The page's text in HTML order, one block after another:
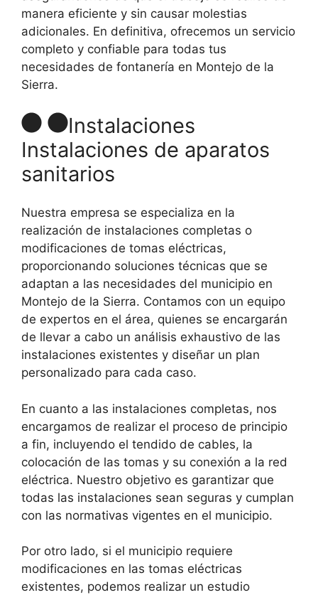
manera eficiente y sin causar molestias
adicionales. En definitiva, ofrecemos un servicio
completo y confiable para todas tus
necesidades de fontanería en Montejo de la
Sierra.
Instalaciones
Instalaciones de aparatos
sanitarios
Nuestra empresa se especializa en la
realización de instalaciones completas o
modificaciones de tomas eléctricas,
proporcionando soluciones técnicas que se
adaptan a las necesidades del municipio en
Montejo de la Sierra. Contamos con un equipo
de expertos en el área, quienes se encargarán
de llevar a cabo un análisis exhaustivo de las
instalaciones existentes y diseñar un plan
personalizado para cada caso.
En cuanto a las instalaciones completas, nos
encargamos de realizar el proceso de principio
a fin, incluyendo el tendido de cables, la
colocación de las tomas y su conexión a la red
eléctrica. Nuestro objetivo es garantizar que
todas las instalaciones sean seguras y cumplan
con las normativas vigentes en el municipio.
Por otro lado, si el municipio requiere
modificaciones en las tomas eléctricas
existentes, podemos realizar un estudio